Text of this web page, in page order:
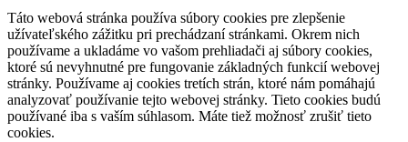
Táto webová stránka používa súbory cookies pre zlepšenie
užívateľského zážitku pri prechádzaní stránkami. Okrem nich
používame a ukladáme vo vašom prehliadači aj súbory cookies,
ktoré sú nevyhnutné pre fungovanie základných funkcií webovej
stránky. Používame aj cookies tretích strán, ktoré nám pomáhajú
analyzovať používanie tejto webovej stránky. Tieto cookies budú
používané iba s vaším súhlasom. Máte tiež možnosť zrušiť tieto
cookies.